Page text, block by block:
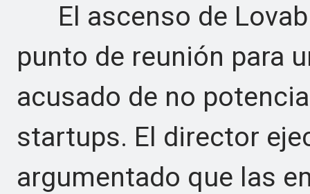
El ascenso de
punto de reunión para
acusado de no
startups. El director
argumentado que las